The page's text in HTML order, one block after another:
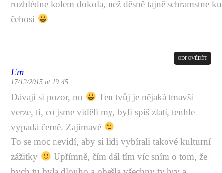
rozhlédne kolem dokola, než děsně tajně schramstne
čehosi
Em
17/12/2015 at 19:45
ODPOVĚDĚT
Dávají si pozor, no
Ten tvůj je nějaká tmavší
verze, ti, co jsme viděli my, byli spíš zlatí, tenhle
vypadá černě. Zajímavé
To se moc nevidí, aby si lidi vybírali takové kulturní
zážitky
Upřímně, čím dál tím víc sním o tom, že